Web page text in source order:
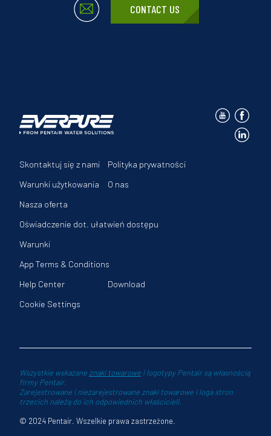
CONTACT US
Skontaktuj się z nami
Polityka prywatności
Warunki użytkowania
O nas
Nasza oferta
Oświadczenie dot. ułatwień dostępu
Warunki
App Terms & Conditions
Help Center
Download
Cookie Settings
Wszystkie wskazane znaki towarowe i logotypy Pentair są własnością
firmy Pentair.
Zarejestrowane i niezarejestrowane znaki towarowe i loga stron
trzecich należą do ich odpowiednich właścicieli.
© 2024 Pentair. Wszelkie prawa zastrzeżone.